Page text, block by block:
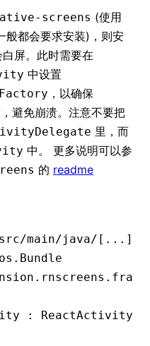
screens (使用
般都会要求安装)，则安
屏。此时需要在
中设置
，以确保
避免崩溃。注意不要把
里，而
中。 更多说明可以参
的 readme
main/java/[...]/
: ReactActivity